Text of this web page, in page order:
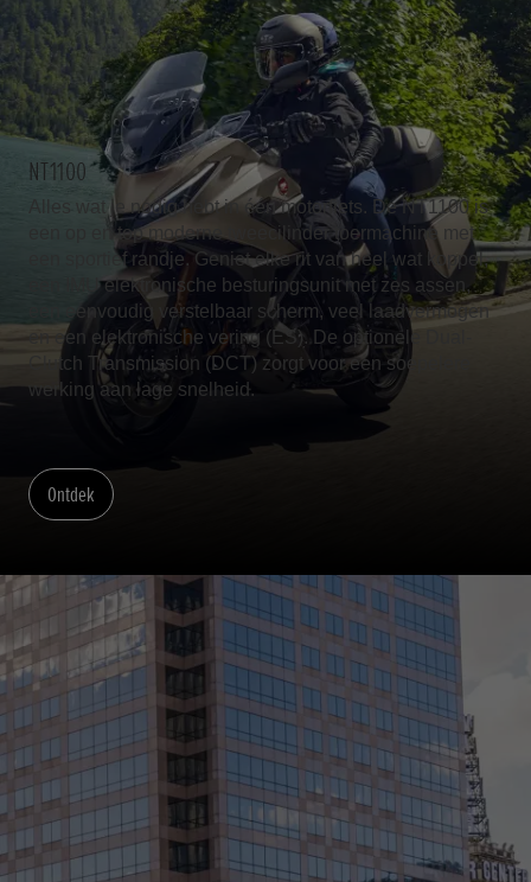
NT1100
Alles wat je nodig hebt in één motorfiets. De NT1100 is
een op en top moderne tweecilinder toermachine met
een sportief randje. Geniet elke rit van heel wat koppel,
een IMU elektronische besturingsunit met zes assen,
een eenvoudig verstelbaar scherm, veel laadvermogen
en een elektronische vering (ES). De optionele Dual-
Clutch Transmission (DCT) zorgt voor een soepelere
werking aan lage snelheid.
Ontdek